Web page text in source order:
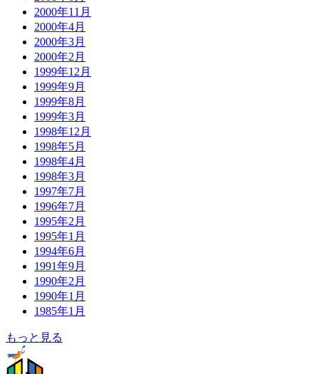
2000年11月
2000年4月
2000年3月
2000年2月
1999年12月
1999年9月
1999年8月
1999年3月
1998年12月
1998年5月
1998年4月
1998年3月
1997年7月
1996年7月
1995年2月
1995年1月
1994年6月
1991年9月
1990年2月
1990年1月
1985年1月
もっと見る